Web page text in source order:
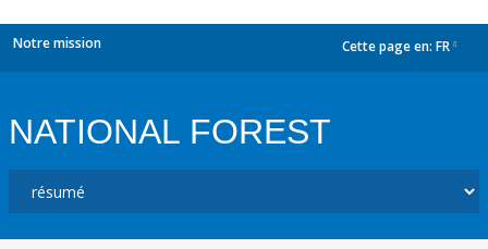
Notre mission Cette page en: FR
NATIONAL FOREST